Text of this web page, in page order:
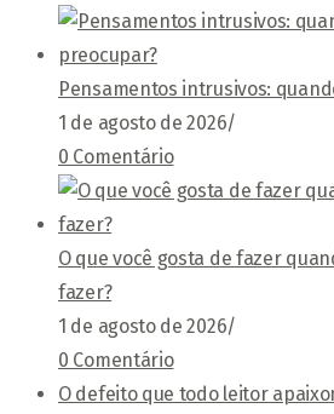
Pensamentos intrusivos:
1 de agosto de 2026/
0 Comentário
O que você gosta de fazer
fazer?
1 de agosto de 2026/
0 Comentário
O defeito que todo leitor